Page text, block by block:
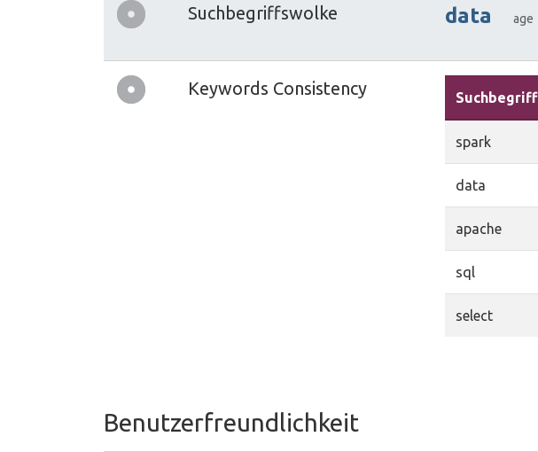
Suchbegriffswolke data age
Keywords Consistency Suchbegriff
spark
data
apache
sql
select
Benutzerfreundlichkeit